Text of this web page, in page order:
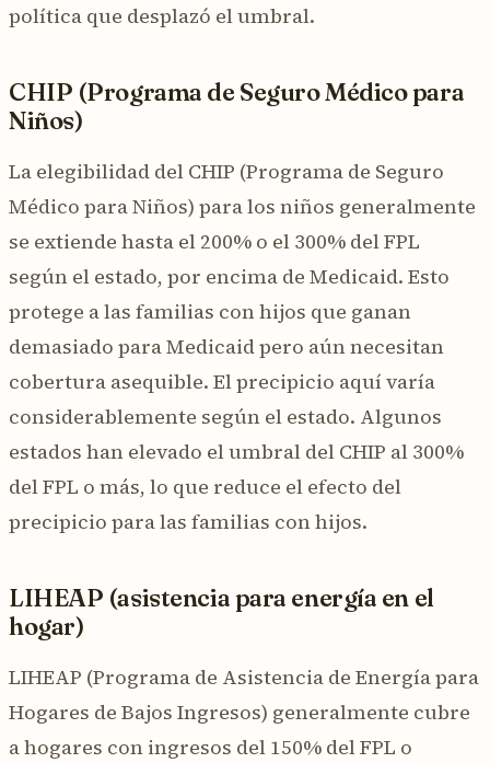
política que desplazó el umbral.
CHIP (Programa de Seguro Médico para
Niños)
La elegibilidad del CHIP (Programa de Seguro
Médico para Niños) para los niños generalmente
se extiende hasta el 200% o el 300% del FPL
según el estado, por encima de Medicaid. Esto
protege a las familias con hijos que ganan
demasiado para Medicaid pero aún necesitan
cobertura asequible. El precipicio aquí varía
considerablemente según el estado. Algunos
estados han elevado el umbral del CHIP al 300%
del FPL o más, lo que reduce el efecto del
precipicio para las familias con hijos.
LIHEAP (asistencia para energía en el
hogar)
LIHEAP (Programa de Asistencia de Energía para
Hogares de Bajos Ingresos) generalmente cubre
a hogares con ingresos del 150% del FPL o